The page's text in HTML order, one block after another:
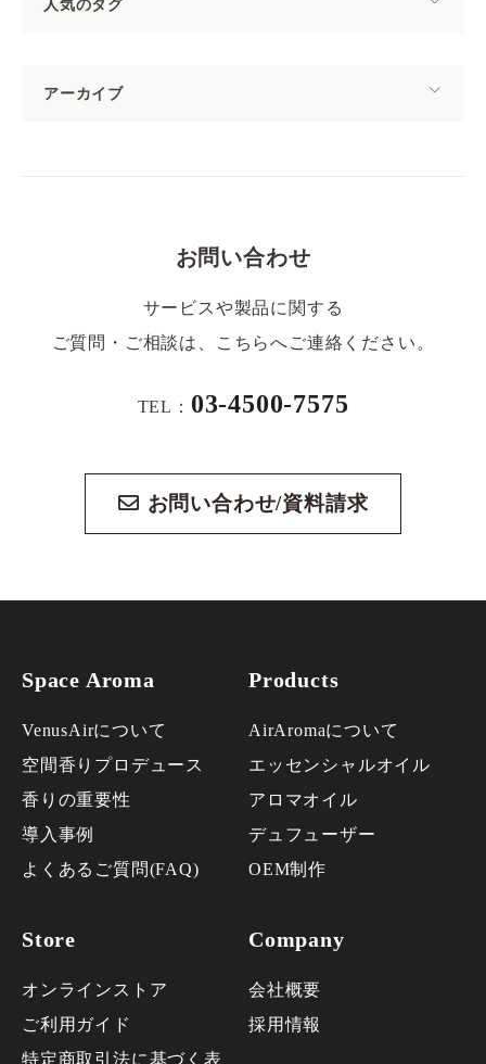
人気のタグ
アーカイブ
お問い合わせ
サービスや製品に関する
ご質問・ご相談は、こちらへご連絡ください。
TEL： 03-4500-7575
お問い合わせ/資料請求
Space Aroma
VenusAirについて
空間香りプロデュース
香りの重要性
導入事例
よくあるご質問(FAQ)
Products
AirAromaについて
エッセンシャルオイル
アロマオイル
デュフューザー
OEM制作
Store
オンラインストア
ご利用ガイド
特定商取引法に基づく表
Company
会社概要
採用情報